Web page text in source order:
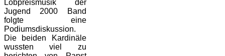
Lobpreismusik der
Jugend 2000 Band
folgte eine
Podiumsdiskussion.
Die beiden Kardinäle
wussten viel zu